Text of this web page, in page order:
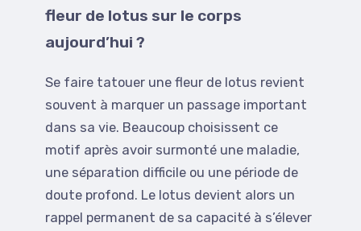
fleur de lotus sur le corps
aujourd’hui ?
Se faire tatouer une fleur de lotus revient
souvent à marquer un passage important
dans sa vie. Beaucoup choisissent ce
motif après avoir surmonté une maladie,
une séparation difficile ou une période de
doute profond. Le lotus devient alors un
rappel permanent de sa capacité à s’élever